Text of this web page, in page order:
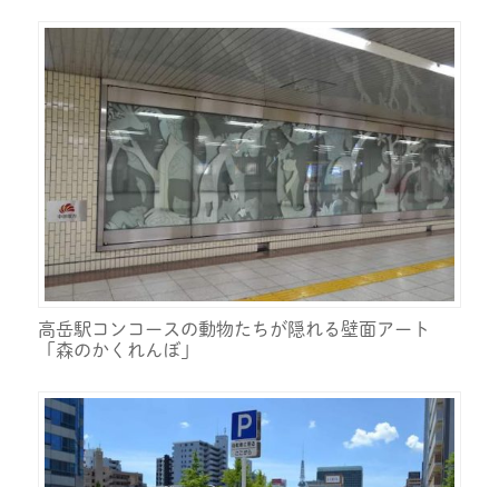
高岳駅コンコースの動物たちが隠れる壁面アート
「森のかくれんぼ」